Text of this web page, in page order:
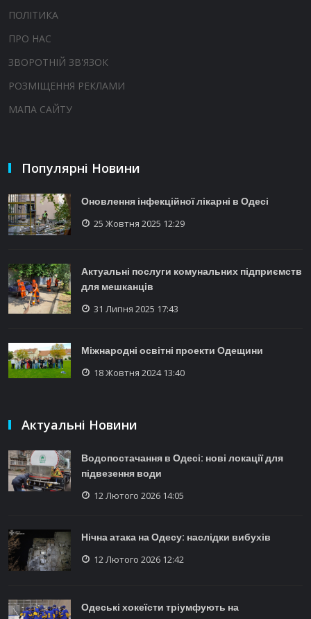
ПОЛІТИКА
ПРО НАС
ЗВОРОТНІЙ ЗВ'ЯЗОК
РОЗМІЩЕННЯ РЕКЛАМИ
МАПА САЙТУ
Популярні Новини
Оновлення інфекційної лікарні в Одесі
25 Жовтня 2025 12:29
Актуальні послуги комунальних підприємств
для мешканців
31 Липня 2025 17:43
Міжнародні освітні проекти Одещини
18 Жовтня 2024 13:40
Актуальні Новини
Водопостачання в Одесі: нові локації для
підвезення води
12 Лютого 2026 14:05
Нічна атака на Одесу: наслідки вибухів
12 Лютого 2026 12:42
Одеські хокеїсти тріумфують на